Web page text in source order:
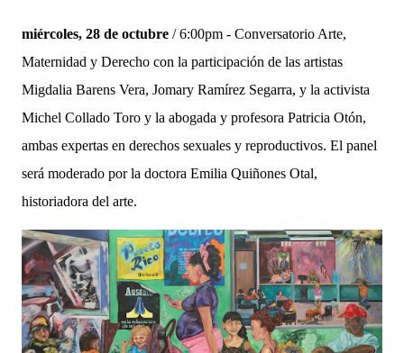
miércoles, 28 de octubre / 6:00pm - Conversatorio Arte,
Maternidad y Derecho con la participación de las artistas
Migdalia Barens Vera, Jomary Ramírez Segarra, y la activista
Michel Collado Toro y la abogada y profesora Patricia Otón,
ambas expertas en derechos sexuales y reproductivos. El panel
será moderado por la doctora Emilia Quiñones Otal,
historiadora del arte.